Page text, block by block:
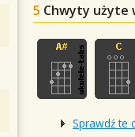
5 Chwyty użyte
Sprawdź te